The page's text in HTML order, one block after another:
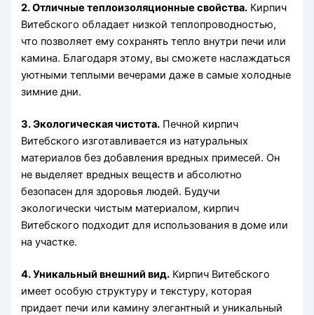
2. Отличные теплоизоляционные свойства. Кирпич
Витебского обладает низкой теплопроводностью,
что позволяет ему сохранять тепло внутри печи или
камина. Благодаря этому, вы сможете наслаждаться
уютными теплыми вечерами даже в самые холодные
зимние дни.
3. Экологическая чистота. Печной кирпич
Витебского изготавливается из натуральных
материалов без добавления вредных примесей. Он
не выделяет вредных веществ и абсолютно
безопасен для здоровья людей. Будучи
экологически чистым материалом, кирпич
Витебского подходит для использования в доме или
на участке.
4. Уникальный внешний вид. Кирпич Витебского
имеет особую структуру и текстуру, которая
придает печи или камину элегантный и уникальный